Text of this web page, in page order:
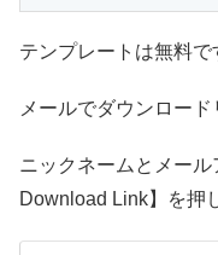
テンプレートは無料で
メールでダウンロード
ニックネームとメー
Download Link】を押